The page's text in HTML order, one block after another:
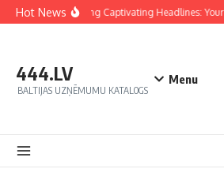
Hot NewsCrafting Captivating Headlines: Your
444.LV
BALTIJAS UZŅĒMUMU KATALOGS
Menu